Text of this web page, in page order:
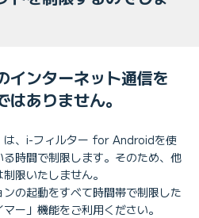
インターネット通信を
ありません。
は、i-フィルター for Androidを使
時間で制限します。そのため、他
限いたしません。
の起動をすべて時間帯で制限した
ー」機能をご利用ください。